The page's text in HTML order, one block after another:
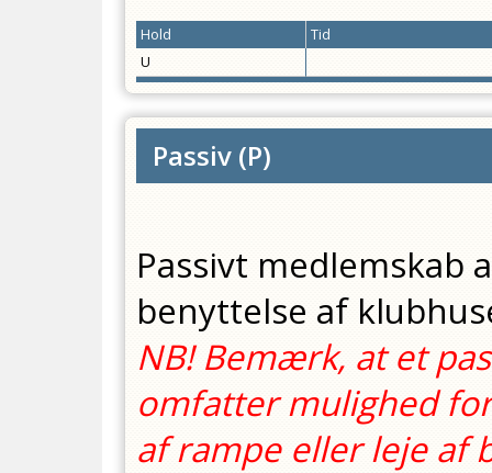
Hold
Tid
U
Passiv (P)
Passivt medlemskab
benyttelse af
NB! Bemærk, at et
omfatter mulighed
af rampe eller leje af